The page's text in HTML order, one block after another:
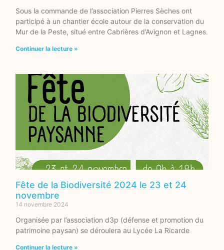
Sous la commande de l’association Pierres Sèches ont
participé à un chantier école autour de la conservation du
Mur de la Peste, situé entre Cabrières d’Avignon et Lagnes.
Continuer la lecture »
Fête de la Biodiversité 2024 le 23 et 24
novembre
14 novembre 2024
Organisée par l’association d3p (défense et promotion du
patrimoine paysan) se déroulera au Lycée La Ricarde
Continuer la lecture »